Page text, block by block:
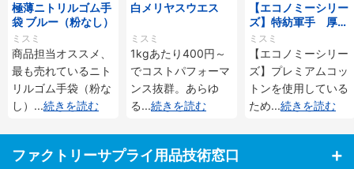
極薄ニトリルゴム手
袋 ブルー（粉なし）
ミスミ
商品担当オススメ、
最も売れているニト
リルゴム手袋（粉な
し） ...続きを読む
白メリヤスウエス
ミスミ
1kgあたり400円～
でコストパフォーマ
ンス抜群。あらゆ
る...続きを読む
【エコノミーシリー
ズ】特紡軍手 厚手
７ゲージ ７００ｇ
ミスミ
【エコノミーシリー
ズ】プレミアムコッ
トンを使用している
ため...続きを読む
ファクトリーサプライ用品技術窓口